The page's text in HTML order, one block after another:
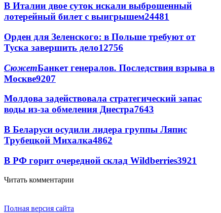
В Италии двое суток искали выброшенный
лотерейный билет с выигрышем24481
Орден для Зеленского: в Польше требуют от
Туска завершить дело12756
СюжетБанкет генералов. Последствия взрыва в
Москве9207
Молдова задействовала стратегический запас
воды из-за обмеления Днестра7643
В Беларуси осудили лидера группы Ляпис
Трубецкой Михалка4862
В РФ горит очередной склад Wildberries3921
Читать комментарии
Полная версия сайта